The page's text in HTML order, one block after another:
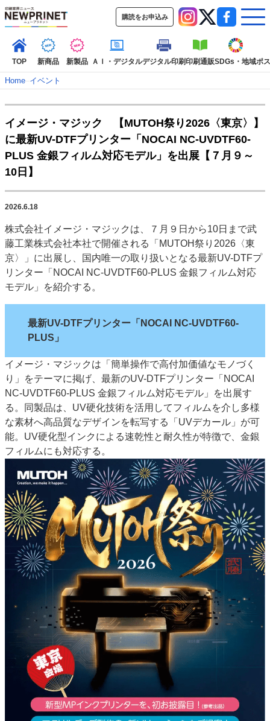
購読をお申込み
TOP 新商品 新製品 ＡＩ・デジタルデジタル印刷印刷通販SDGs・地域ポ
TOP
新着記事 特集記事
インタビュー
コレクション
カテゴリー一覧
新商品 新製品 ＡＩ・デジタル デジタル印刷
印刷通販
SDGs・地域
市場・統計
特集記事カテゴリー一覧
2022 見える化・MIS特集
特集・デジタル印刷 アイデアで勝負！ ～多様なビジネス・多彩な商材～
特集・デジタル印刷 ～ 新成長軌道を描く
発刊案内
JFPI印刷用語集 印刷機材年鑑
運営
会社案内
購読・購入申し込み
サイトポリシー
お問い合わせ
Home–イベント
イメージ・マジック 【MUTOH祭り2026〈東京〉】
に最新UV-DTFプリンター「NOCAI NC-UVDTF60-
PLUS 金銀フィルム対応モデル」を出展【７月９～
10日】
2026.6.18
株式会社イメージ・マジックは、７月９日から10日まで武
藤工業株式会社本社で開催される「MUTOH祭り2026〈東
京〉」に出展し、国内唯一の取り扱いとなる最新UV-DTFプ
リンター「NOCAI NC-UVDTF60-PLUS 金銀フィルム対応
モデル」を紹介する。
最新UV-DTFプリンター「NOCAI NC-UVDTF60-
PLUS」
イメージ・マジックは「簡単操作で高付加価値なモノづく
り」をテーマに掲げ、最新のUV-DTFプリンター「NOCAI
NC-UVDTF60-PLUS 金銀フィルム対応モデル」を出展す
る。同製品は、UV硬化技術を活用してフィルムを介し多様
な素材へ高品質なデザインを転写する「UVデカール」が可
能。UV硬化型インクによる速乾性と耐久性が特徴で、金銀
フィルムにも対応する。